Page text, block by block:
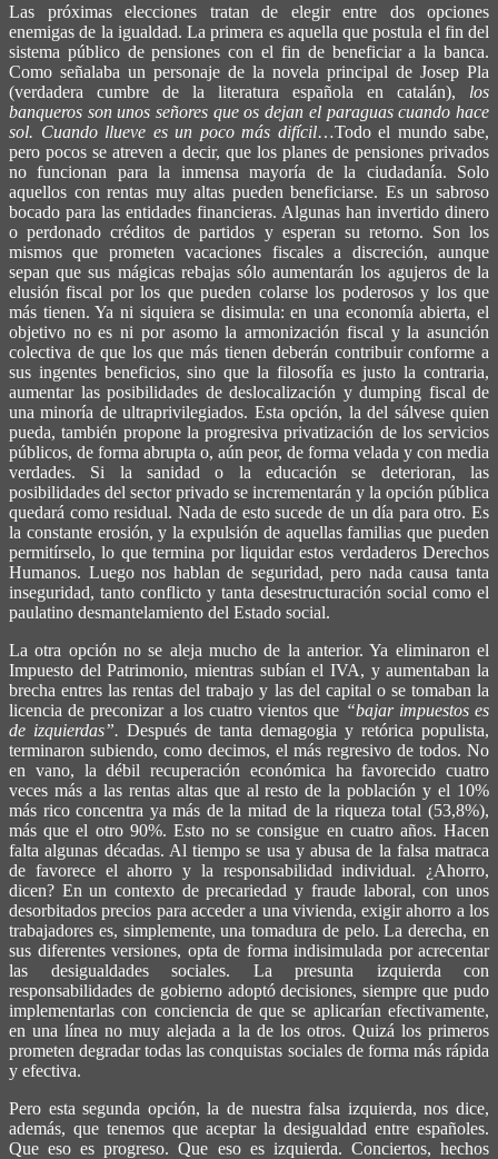
Las próximas elecciones tratan de elegir entre dos opciones
enemigas de la igualdad. La primera es aquella que postula el fin del
sistema público de pensiones con el fin de beneficiar a la banca.
Como señalaba un personaje de la novela principal de Josep Pla
(verdadera cumbre de la literatura española en catalán), los
banqueros son unos señores que os dejan el paraguas cuando hace
sol. Cuando llueve es un poco más difícil…Todo el mundo sabe,
pero pocos se atreven a decir, que los planes de pensiones privados
no funcionan para la inmensa mayoría de la ciudadanía. Solo
aquellos con rentas muy altas pueden beneficiarse. Es un sabroso
bocado para las entidades financieras. Algunas han invertido dinero
o perdonado créditos de partidos y esperan su retorno. Son los
mismos que prometen vacaciones fiscales a discreción, aunque
sepan que sus mágicas rebajas sólo aumentarán los agujeros de la
elusión fiscal por los que pueden colarse los poderosos y los que
más tienen. Ya ni siquiera se disimula: en una economía abierta, el
objetivo no es ni por asomo la armonización fiscal y la asunción
colectiva de que los que más tienen deberán contribuir conforme a
sus ingentes beneficios, sino que la filosofía es justo la contraria,
aumentar las posibilidades de deslocalización y dumping fiscal de
una minoría de ultraprivilegiados. Esta opción, la del sálvese quien
pueda, también propone la progresiva privatización de los servicios
públicos, de forma abrupta o, aún peor, de forma velada y con media
verdades. Si la sanidad o la educación se deterioran, las
posibilidades del sector privado se incrementarán y la opción pública
quedará como residual. Nada de esto sucede de un día para otro. Es
la constante erosión, y la expulsión de aquellas familias que pueden
permitírselo, lo que termina por liquidar estos verdaderos Derechos
Humanos. Luego nos hablan de seguridad, pero nada causa tanta
inseguridad, tanto conflicto y tanta desestructuración social como el
paulatino desmantelamiento del Estado social.
La otra opción no se aleja mucho de la anterior. Ya eliminaron el
Impuesto del Patrimonio, mientras subían el IVA, y aumentaban la
brecha entres las rentas del trabajo y las del capital o se tomaban la
licencia de preconizar a los cuatro vientos que “bajar impuestos es
de izquierdas”. Después de tanta demagogia y retórica populista,
terminaron subiendo, como decimos, el más regresivo de todos. No
en vano, la débil recuperación económica ha favorecido cuatro
veces más a las rentas altas que al resto de la población y el 10%
más rico concentra ya más de la mitad de la riqueza total (53,8%),
más que el otro 90%. Esto no se consigue en cuatro años. Hacen
falta algunas décadas. Al tiempo se usa y abusa de la falsa matraca
de favorece el ahorro y la responsabilidad individual. ¿Ahorro,
dicen? En un contexto de precariedad y fraude laboral, con unos
desorbitados precios para acceder a una vivienda, exigir ahorro a los
trabajadores es, simplemente, una tomadura de pelo. La derecha, en
sus diferentes versiones, opta de forma indisimulada por acrecentar
las desigualdades sociales. La presunta izquierda con
responsabilidades de gobierno adoptó decisiones, siempre que pudo
implementarlas con conciencia de que se aplicarían efectivamente,
en una línea no muy alejada a la de los otros. Quizá los primeros
prometen degradar todas las conquistas sociales de forma más rápida
y efectiva.
Pero esta segunda opción, la de nuestra falsa izquierda, nos dice,
además, que tenemos que aceptar la desigualdad entre españoles.
Que eso es progreso. Que eso es izquierda. Conciertos, hechos